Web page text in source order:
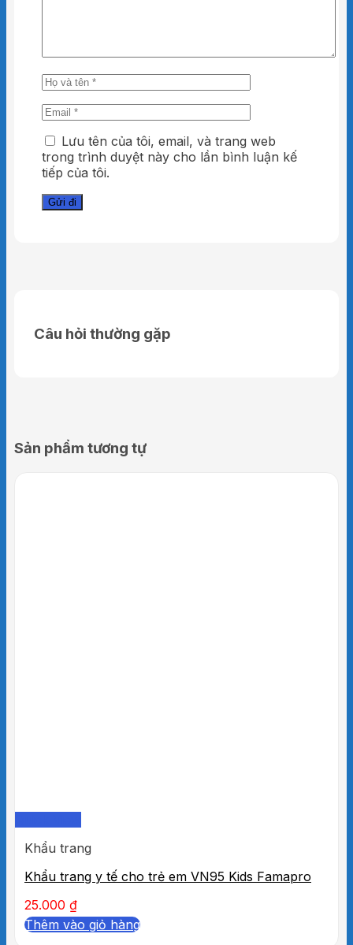
Lưu tên của tôi, email, và trang web
trong trình duyệt này cho lần bình luận kế
tiếp của tôi.
Câu hỏi thường gặp
Sản phẩm tương tự
Khẩu trang
Khẩu trang y tế cho trẻ em VN95 Kids Famapro
25.000 ₫
Thêm vào giỏ hàng